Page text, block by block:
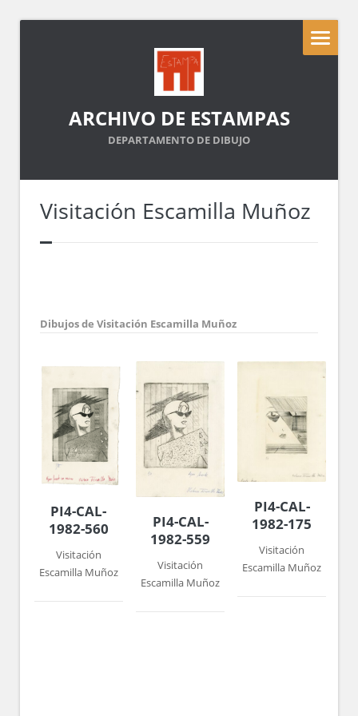
ARCHIVO DE ESTAMPAS
DEPARTAMENTO DE DIBUJO
Visitación Escamilla Muñoz
Dibujos de Visitación Escamilla Muñoz
PI4-CAL-
1982-560
Visitación
Escamilla Muñoz
PI4-CAL-
1982-559
Visitación
Escamilla Muñoz
PI4-CAL-
1982-175
Visitación
Escamilla Muñoz